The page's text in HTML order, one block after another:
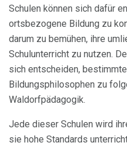
Schulen können sich dafür
ortsbezogene Bildung zu
darum zu bemühen, ihre
Schulunterricht zu nutzen.
sich entscheiden,
Bildungsphilosophen zu
Waldorfpädagogik.
Jede dieser Schulen wird
sie hohe Standards